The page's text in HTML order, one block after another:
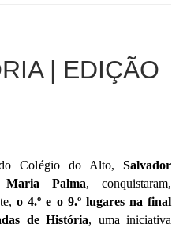
| EDIÇÃO
Colégio do Alto, Salvador
Palma, conquistaram,
o 4.º e o 9.º lugares na final
de História, uma iniciativa